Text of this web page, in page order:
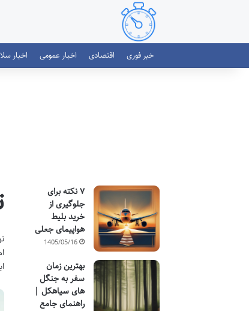
خبر فوری اقتصادی اخبار عمومی اخبار
۷ نکته برای
جلوگیری از
خرید بلیط
هواپیمای جعلی
1405/05/16
بهترین زمان
سفر به جنگل
های سیاهکل |
راهنمای جامع